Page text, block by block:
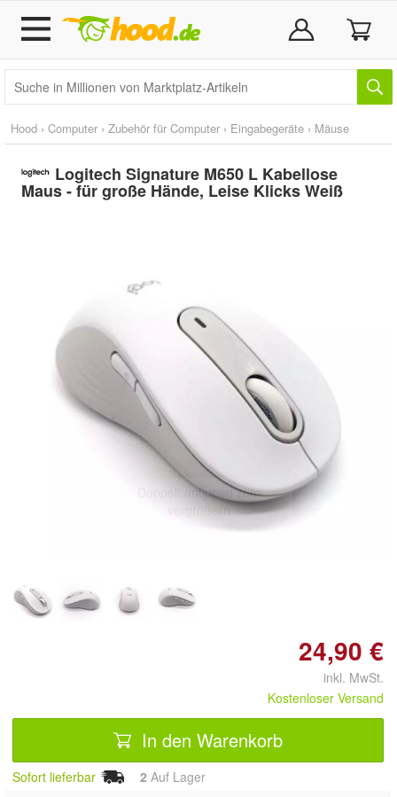
Hood › Computer › Zubehör für Computer › Eingabegeräte › Mäuse
Logitech Signature M650 L Kabellose
Maus - für große Hände, Leise Klicks Weiß
Doppelt antippen zum
vergrößern
24,90 €
inkl. MwSt.
Kostenloser Versand
In den Warenkorb
Sofort lieferbar 2 Auf Lager